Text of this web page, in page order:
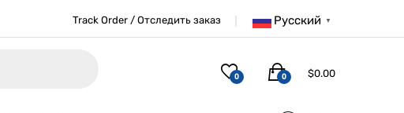
Русский ▼
Track Order / Отследить заказ
0 $0.00
0